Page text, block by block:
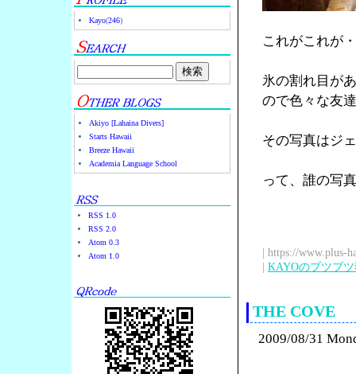
Kayo(246)
Akiyo [Lahaina Divers]
Starts Hawaii
Breeze Hawaii
Academia Language School
RSS 1.0
RSS 2.0
Atom 0.3
Atom 1.0
これがこれが
氷の割れ目が
ので色々な友
その写真はジ
って、誰の写
| https://www.plus-
| KAYOのブツブ
THE COVE
2009/08/31